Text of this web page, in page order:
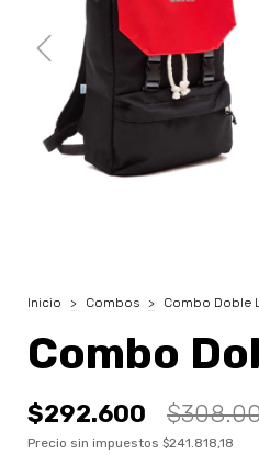
Inicio > Combos > Combo Doble
Combo
$292.600
Precio sin impuestos $241.818,18